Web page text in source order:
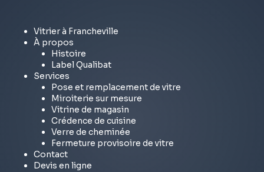
Vitrier à Francheville
À propos
Histoire
Label Qualibat
Services
Pose et remplacement de vitre
Miroiterie sur mesure
Vitrine de magasin
Crédence de cuisine
Verre de cheminée
Fermeture provisoire de vitre
Contact
Devis en ligne